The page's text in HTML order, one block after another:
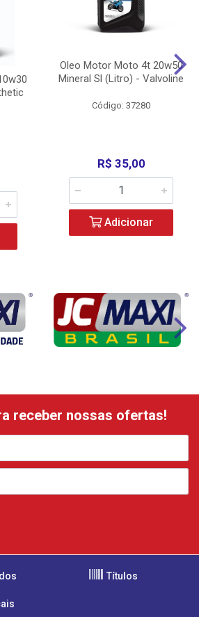
Oleo Motor Moto 4t 20w50
Mineral Sl (Litro) - Valvoline
Código: 37280
R$ 35,00
Adicionar
receber nossas ofertas!
Títulos